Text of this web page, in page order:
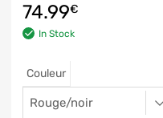
74.99€
In Stock
Couleur